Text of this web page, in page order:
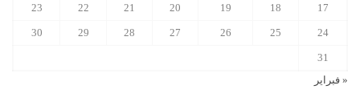
17
18
19
20
21
22
23
24
25
26
27
28
29
30
31
« فبراير